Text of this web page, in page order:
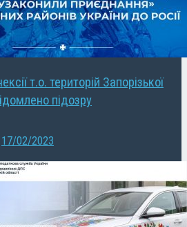
т.о. територій Запорізької
підозру
17/02/2023